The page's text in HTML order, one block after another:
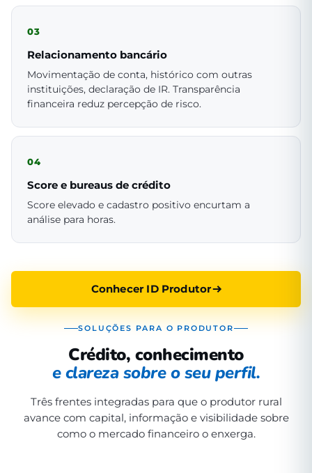
03
Relacionamento bancário
Movimentação de conta, histórico com outras
instituições, declaração de IR. Transparência
financeira reduz percepção de risco.
04
Score e bureaus de crédito
Score elevado e cadastro positivo encurtam a
análise para horas.
Conhecer ID Produtor
SOLUÇÕES PARA O PRODUTOR
Crédito, conhecimento
e clareza sobre o seu perfil.
Três frentes integradas para que o produtor rural
avance com capital, informação e visibilidade sobre
como o mercado financeiro o enxerga.